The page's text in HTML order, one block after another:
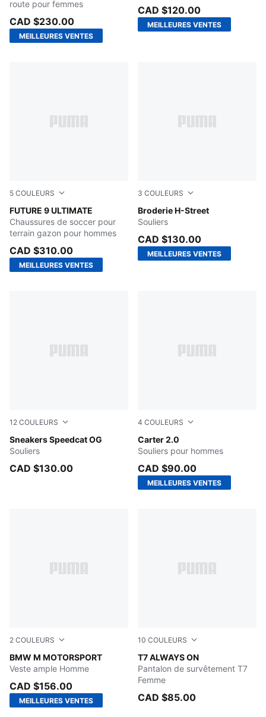
route pour femmes
CAD $230.00
MEILLEURES VENTES
CAD $120.00
MEILLEURES VENTES
5 COULEURS
FUTURE 9 ULTIMATE
Icy Blue-Blue Jewel
Chaussures de soccer pour
terrain gazon pour hommes
CAD $310.00
MEILLEURES VENTES
3 COULEURS
Broderie H-Street
PUMA White-Vapor Gray
Souliers
CAD $130.00
MEILLEURES VENTES
12 COULEURS
Sneakers Speedcat OG
Blue Jewel-PUMA Black
Souliers
CAD $130.00
4 COULEURS
Carter 2.0
PUMA White-PUMA Black-
Souliers pour hommes
CAD $90.00
MEILLEURES VENTES
2 COULEURS
BMW M MOTORSPORT
PUMA BLACK
Veste ample Homme
CAD $156.00
MEILLEURES VENTES
10 COULEURS
T7 ALWAYS ON
Mauve Pop
Pantalon de survêtement T7
Femme
CAD $85.00